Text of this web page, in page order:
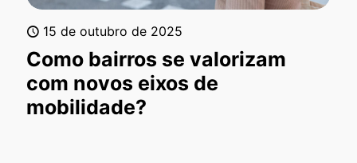
15 de outubro de 2025
Como bairros se valorizam
com novos eixos de
mobilidade?